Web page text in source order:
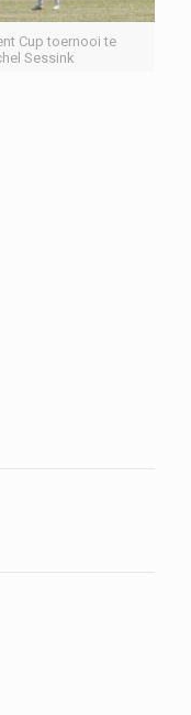
Cup toernooi te
Sessink